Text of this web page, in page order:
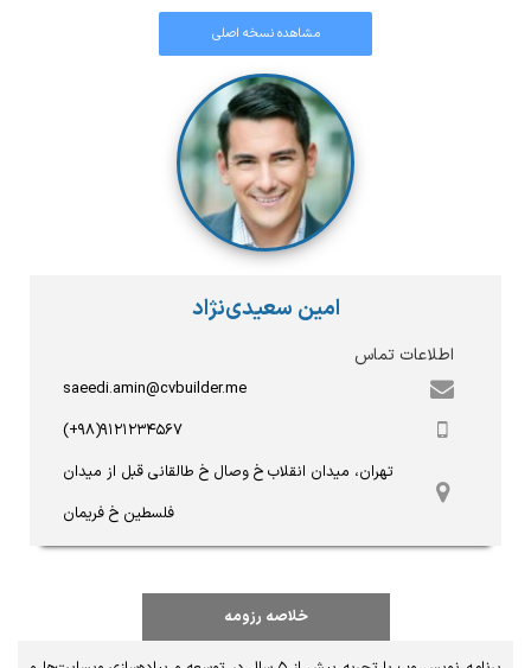
مشاهده نسخه اصلی
امین سعیدی‌نژاد
اطلاعات تماس
saeedi.amin@cvbuilder.me
(+۹۸)۹۱۲۱۲۳۴۵۶۷
تهران، میدان انقلاب خ وصال خ طالقانی قبل از میدان
فلسطین خ فریمان
خلاصه رزومه